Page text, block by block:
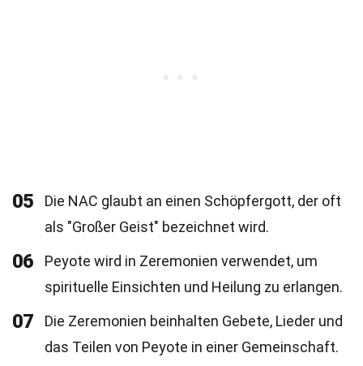
05
Die NAC glaubt an einen Schöpfergott, der oft
als "Großer Geist" bezeichnet wird.
06
Peyote wird in Zeremonien verwendet, um
spirituelle Einsichten und Heilung zu erlangen.
07
Die Zeremonien beinhalten Gebete, Lieder und
das Teilen von Peyote in einer Gemeinschaft.